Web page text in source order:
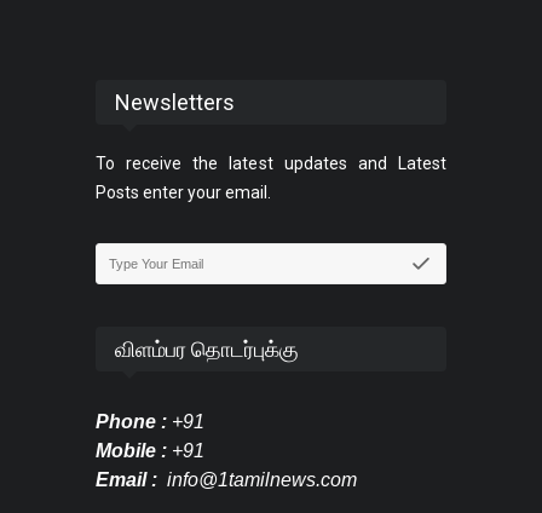
Newsletters
To receive the latest updates and Latest
Posts enter your email.
விளம்பர தொடர்புக்கு
Phone : +91
Mobile : +91
Email : info@1tamilnews.com